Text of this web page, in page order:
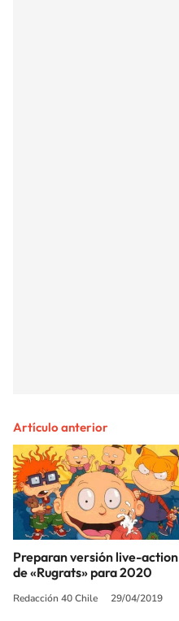
Artículo anterior
Preparan versión live-action
de «Rugrats» para 2020
Redacción 40 Chile 29/04/2019